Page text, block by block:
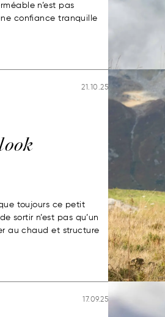
n’est pas
confiance tranquille
21.10.25
toujours ce petit
sortir n’est pas qu’un
au chaud et structure
17.09.25